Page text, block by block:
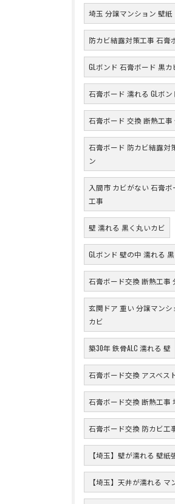
埼玉 分譲マンション 壁紙
防カビ結露対策工事 石膏
GLボンド 石膏ボード 黒カ
石膏ボード 濡れる GLボン
石膏ボード 交換 断熱工
石膏ボード 防カビ結露対
ン
入間市 カビがない 石膏
工事
壁 濡れる 黒く丸いカビ
GLボンド 壁の中 濡れる
石膏ボード交換 断熱工事
玄関ドア 重い 分譲マン
カビ
築30年 鉄骨ALC 濡れる 壁
石膏ボード交換 アスベス
石膏ボード交換 断熱工事
石膏ボード交換 防カビ工
【埼玉】壁が濡れる 壁紙
【埼玉】天井が濡れる マ